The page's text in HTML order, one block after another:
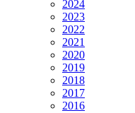
2024
2023
2022
2021
2020
2019
2018
2017
2016